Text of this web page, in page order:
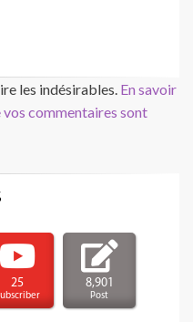
les indésirables. En savoir
vos commentaires sont
25 8,901
Post